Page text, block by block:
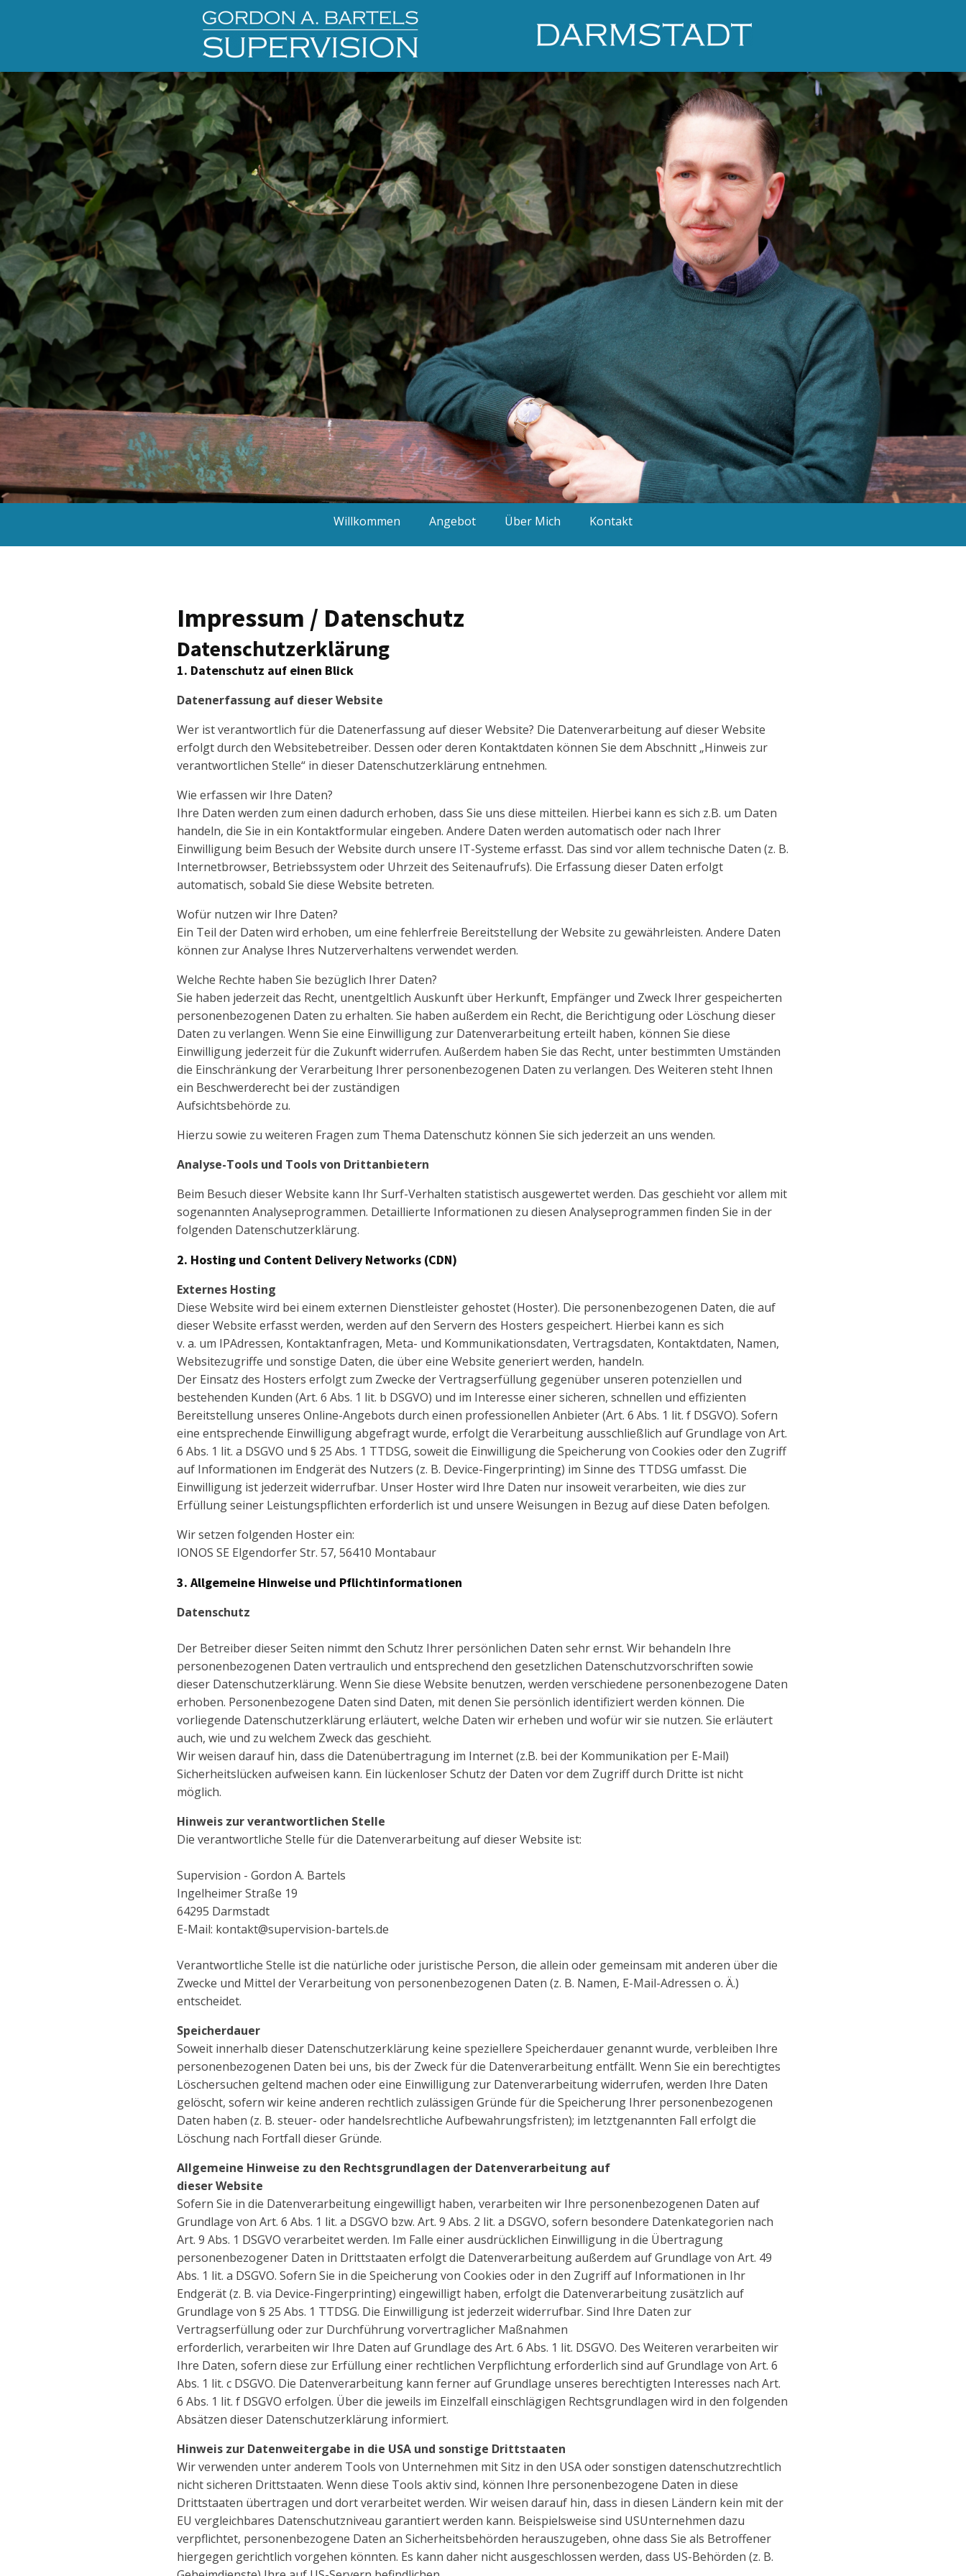
Willkommen Angebot Über Mich Kontakt
Impressum / Datenschutz
Datenschutzerklärung
1. Datenschutz auf einen Blick
Datenerfassung auf dieser Website
Wer ist verantwortlich für die Datenerfassung auf dieser Website? Die Datenverarbeitung auf dieser Website
erfolgt durch den Websitebetreiber. Dessen oder deren Kontaktdaten können Sie dem Abschnitt „Hinweis zur
verantwortlichen Stelle“ in dieser Datenschutzerklärung entnehmen.
Wie erfassen wir Ihre Daten?
Ihre Daten werden zum einen dadurch erhoben, dass Sie uns diese mitteilen. Hierbei kann es sich z.B. um Daten
handeln, die Sie in ein Kontaktformular eingeben. Andere Daten werden automatisch oder nach Ihrer
Einwilligung beim Besuch der Website durch unsere IT-Systeme erfasst. Das sind vor allem technische Daten (z. B.
Internetbrowser, Betriebssystem oder Uhrzeit des Seitenaufrufs). Die Erfassung dieser Daten erfolgt
automatisch, sobald Sie diese Website betreten.
Wofür nutzen wir Ihre Daten?
Ein Teil der Daten wird erhoben, um eine fehlerfreie Bereitstellung der Website zu gewährleisten. Andere Daten
können zur Analyse Ihres Nutzerverhaltens verwendet werden.
Welche Rechte haben Sie bezüglich Ihrer Daten?
Sie haben jederzeit das Recht, unentgeltlich Auskunft über Herkunft, Empfänger und Zweck Ihrer gespeicherten
personenbezogenen Daten zu erhalten. Sie haben außerdem ein Recht, die Berichtigung oder Löschung dieser
Daten zu verlangen. Wenn Sie eine Einwilligung zur Datenverarbeitung erteilt haben, können Sie diese
Einwilligung jederzeit für die Zukunft widerrufen. Außerdem haben Sie das Recht, unter bestimmten Umständen
die Einschränkung der Verarbeitung Ihrer personenbezogenen Daten zu verlangen. Des Weiteren steht Ihnen
ein Beschwerderecht bei der zuständigen
Aufsichtsbehörde zu.
Hierzu sowie zu weiteren Fragen zum Thema Datenschutz können Sie sich jederzeit an uns wenden.
Analyse-Tools und Tools von Drittanbietern
Beim Besuch dieser Website kann Ihr Surf-Verhalten statistisch ausgewertet werden. Das geschieht vor allem mit
sogenannten Analyseprogrammen. Detaillierte Informationen zu diesen Analyseprogrammen finden Sie in der
folgenden Datenschutzerklärung.
2. Hosting und Content Delivery Networks (CDN)
Externes Hosting
Diese Website wird bei einem externen Dienstleister gehostet (Hoster). Die personenbezogenen Daten, die auf
dieser Website erfasst werden, werden auf den Servern des Hosters gespeichert. Hierbei kann es sich
v. a. um IPAdressen, Kontaktanfragen, Meta- und Kommunikationsdaten, Vertragsdaten, Kontaktdaten, Namen,
Websitezugriffe und sonstige Daten, die über eine Website generiert werden, handeln.
Der Einsatz des Hosters erfolgt zum Zwecke der Vertragserfüllung gegenüber unseren potenziellen und
bestehenden Kunden (Art. 6 Abs. 1 lit. b DSGVO) und im Interesse einer sicheren, schnellen und effizienten
Bereitstellung unseres Online-Angebots durch einen professionellen Anbieter (Art. 6 Abs. 1 lit. f DSGVO). Sofern
eine entsprechende Einwilligung abgefragt wurde, erfolgt die Verarbeitung ausschließlich auf Grundlage von Art.
6 Abs. 1 lit. a DSGVO und § 25 Abs. 1 TTDSG, soweit die Einwilligung die Speicherung von Cookies oder den Zugriff
auf Informationen im Endgerät des Nutzers (z. B. Device-Fingerprinting) im Sinne des TTDSG umfasst. Die
Einwilligung ist jederzeit widerrufbar. Unser Hoster wird Ihre Daten nur insoweit verarbeiten, wie dies zur
Erfüllung seiner Leistungspflichten erforderlich ist und unsere Weisungen in Bezug auf diese Daten befolgen.
Wir setzen folgenden Hoster ein:
IONOS SE Elgendorfer Str. 57, 56410 Montabaur
3. Allgemeine Hinweise und Pflichtinformationen
Datenschutz
Der Betreiber dieser Seiten nimmt den Schutz Ihrer persönlichen Daten sehr ernst. Wir behandeln Ihre
personenbezogenen Daten vertraulich und entsprechend den gesetzlichen Datenschutzvorschriften sowie
dieser Datenschutzerklärung. Wenn Sie diese Website benutzen, werden verschiedene personenbezogene Daten
erhoben. Personenbezogene Daten sind Daten, mit denen Sie persönlich identifiziert werden können. Die
vorliegende Datenschutzerklärung erläutert, welche Daten wir erheben und wofür wir sie nutzen. Sie erläutert
auch, wie und zu welchem Zweck das geschieht.
Wir weisen darauf hin, dass die Datenübertragung im Internet (z.B. bei der Kommunikation per E-Mail)
Sicherheitslücken aufweisen kann. Ein lückenloser Schutz der Daten vor dem Zugriff durch Dritte ist nicht
möglich.
Hinweis zur verantwortlichen Stelle
Die verantwortliche Stelle für die Datenverarbeitung auf dieser Website ist:
Supervision - Gordon A. Bartels
Ingelheimer Straße 19
64295 Darmstadt
E-Mail: kontakt@supervision-bartels.de
Verantwortliche Stelle ist die natürliche oder juristische Person, die allein oder gemeinsam mit anderen über die
Zwecke und Mittel der Verarbeitung von personenbezogenen Daten (z. B. Namen, E-Mail-Adressen o. Ä.)
entscheidet.
Speicherdauer
Soweit innerhalb dieser Datenschutzerklärung keine speziellere Speicherdauer genannt wurde, verbleiben Ihre
personenbezogenen Daten bei uns, bis der Zweck für die Datenverarbeitung entfällt. Wenn Sie ein berechtigtes
Löschersuchen geltend machen oder eine Einwilligung zur Datenverarbeitung widerrufen, werden Ihre Daten
gelöscht, sofern wir keine anderen rechtlich zulässigen Gründe für die Speicherung Ihrer personenbezogenen
Daten haben (z. B. steuer- oder handelsrechtliche Aufbewahrungsfristen); im letztgenannten Fall erfolgt die
Löschung nach Fortfall dieser Gründe.
Allgemeine Hinweise zu den Rechtsgrundlagen der Datenverarbeitung auf
dieser Website
Sofern Sie in die Datenverarbeitung eingewilligt haben, verarbeiten wir Ihre personenbezogenen Daten auf
Grundlage von Art. 6 Abs. 1 lit. a DSGVO bzw. Art. 9 Abs. 2 lit. a DSGVO, sofern besondere Datenkategorien nach
Art. 9 Abs. 1 DSGVO verarbeitet werden. Im Falle einer ausdrücklichen Einwilligung in die Übertragung
personenbezogener Daten in Drittstaaten erfolgt die Datenverarbeitung außerdem auf Grundlage von Art. 49
Abs. 1 lit. a DSGVO. Sofern Sie in die Speicherung von Cookies oder in den Zugriff auf Informationen in Ihr
Endgerät (z. B. via Device-Fingerprinting) eingewilligt haben, erfolgt die Datenverarbeitung zusätzlich auf
Grundlage von § 25 Abs. 1 TTDSG. Die Einwilligung ist jederzeit widerrufbar. Sind Ihre Daten zur
Vertragserfüllung oder zur Durchführung vorvertraglicher Maßnahmen
erforderlich, verarbeiten wir Ihre Daten auf Grundlage des Art. 6 Abs. 1 lit. DSGVO. Des Weiteren verarbeiten wir
Ihre Daten, sofern diese zur Erfüllung einer rechtlichen Verpflichtung erforderlich sind auf Grundlage von Art. 6
Abs. 1 lit. c DSGVO. Die Datenverarbeitung kann ferner auf Grundlage unseres berechtigten Interesses nach Art.
6 Abs. 1 lit. f DSGVO erfolgen. Über die jeweils im Einzelfall einschlägigen Rechtsgrundlagen wird in den folgenden
Absätzen dieser Datenschutzerklärung informiert.
Hinweis zur Datenweitergabe in die USA und sonstige Drittstaaten
Wir verwenden unter anderem Tools von Unternehmen mit Sitz in den USA oder sonstigen datenschutzrechtlich
nicht sicheren Drittstaaten. Wenn diese Tools aktiv sind, können Ihre personenbezogene Daten in diese
Drittstaaten übertragen und dort verarbeitet werden. Wir weisen darauf hin, dass in diesen Ländern kein mit der
EU vergleichbares Datenschutzniveau garantiert werden kann. Beispielsweise sind USUnternehmen dazu
verpflichtet, personenbezogene Daten an Sicherheitsbehörden herauszugeben, ohne dass Sie als Betroffener
hiergegen gerichtlich vorgehen könnten. Es kann daher nicht ausgeschlossen werden, dass US-Behörden (z. B.